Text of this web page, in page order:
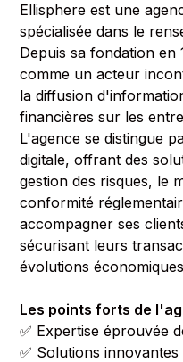
Ellisphere est une
spécialisée dans le
Depuis sa fondation en
comme un acteur
la diffusion
financières sur les
L'agence se distingue
digitale, offrant des
gestion des risques, le
conformité
accompagner ses
sécurisant leurs
évolutions
Les points forts de
✅ Expertise éprouvée
✅ Solutions innovantes